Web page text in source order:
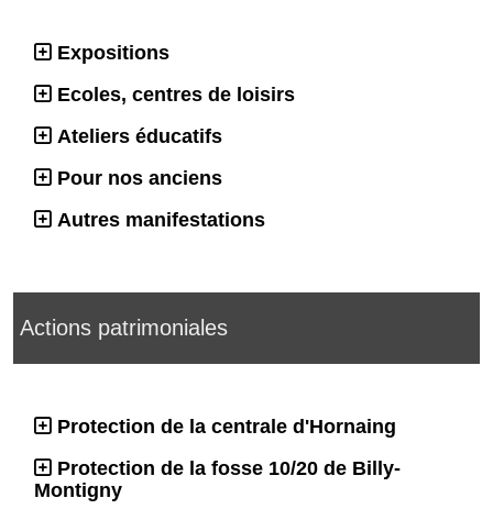
Expositions
Ecoles, centres de loisirs
Ateliers éducatifs
Pour nos anciens
Autres manifestations
Actions patrimoniales
Protection de la centrale d'Hornaing
Protection de la fosse 10/20 de Billy-
Montigny